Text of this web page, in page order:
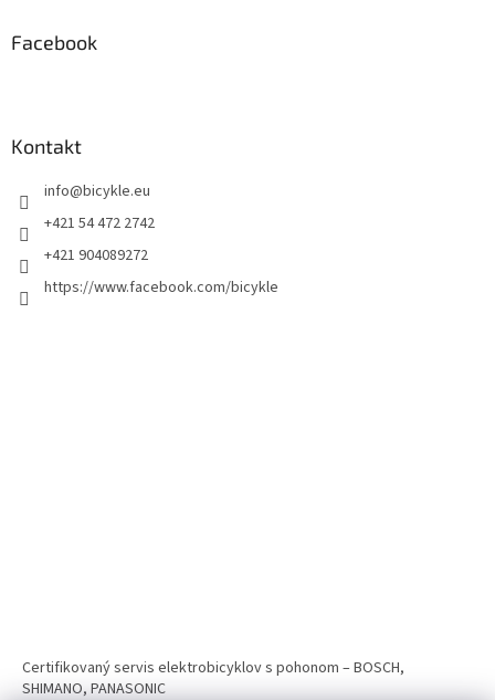
Facebook
Kontakt
info@bicykle.eu
+421 54 472 2742
+421 904089272
https://www.facebook.com/bicykle
Certifikovaný servis elektrobicyklov s pohonom – BOSCH,
SHIMANO, PANASONIC